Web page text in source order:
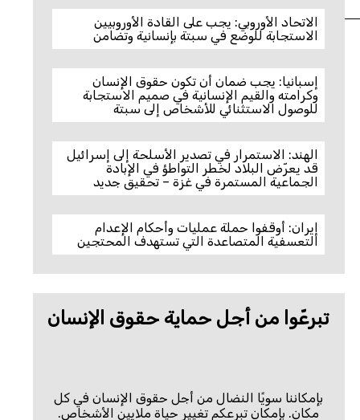
الاتحاد الأوروبي: يجب على القادة الأوروبيين
الاستجابة للوضع في سبتة بإنسانية وتضامن
إسبانيا: يجب ضمان أن تكون حقوق الإنسان
وكرامته والقيم الإنسانية في صميم الاستجابة
للوصول الاستثنائي للأشخاص إلى سبتة
الهند: الاستمرار في تصدير الأسلحة إلى إسرائيل
قد يعرّض البلاد لخطر التواطؤ في الإبادة
الجماعية المستمرة في غزة – تحقيق جديد
إيران: أوقفوا حملة عمليات وأحكام الإعدام
التعسفية المتصاعدة التي تستهدف المحتجين
تبرعّوا من أجل حماية حقوق الإنسان
بإمكاننا سويًا النضال من أجل حقوق الإنسان في كل
مكان. بإمكان تبرعكم تغيير حياة ملايين الأشخاص.